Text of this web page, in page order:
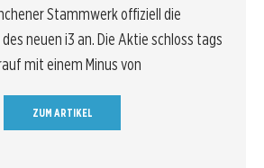
Stammwerk offiziell die
neuen i3 an. Die Aktie schloss tags
mit einem Minus von
ZUM ARTIKEL